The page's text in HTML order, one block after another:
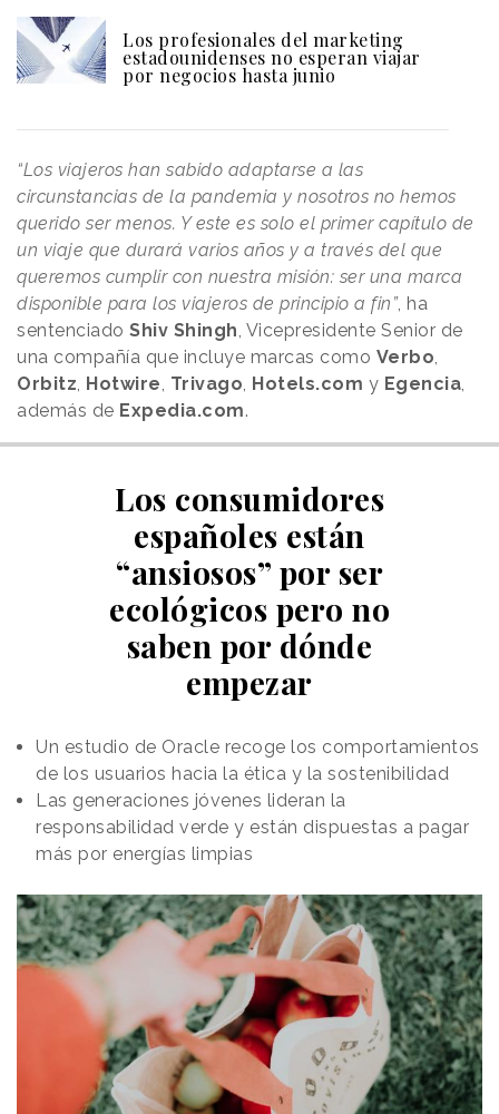
Los profesionales del marketing
estadounidenses no esperan viajar
por negocios hasta junio
“Los viajeros han sabido adaptarse a las
circunstancias de la pandemia y nosotros no hemos
querido ser menos. Y este es solo el primer capítulo de
un viaje que durará varios años y a través del que
queremos cumplir con nuestra misión: ser una marca
disponible para los viajeros de principio a fin”, ha
sentenciado Shiv Shingh, Vicepresidente Senior de
una compañía que incluye marcas como Verbo,
Orbitz, Hotwire, Trivago, Hotels.com y Egencia,
además de Expedia.com.
Los consumidores
españoles están
“ansiosos” por ser
ecológicos pero no
saben por dónde
empezar
Un estudio de Oracle recoge los comportamientos
de los usuarios hacia la ética y la sostenibilidad
Las generaciones jóvenes lideran la
responsabilidad verde y están dispuestas a pagar
más por energías limpias